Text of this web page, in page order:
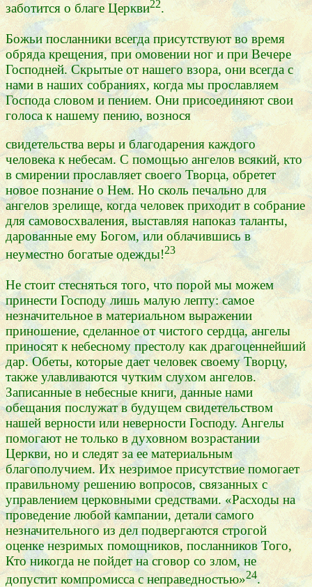
заботится о благе Церкви22.
Божьи посланники всегда присутствуют во время
обряда крещения, при омовении ног и при Вечере
Господней. Скрытые от нашего взора, они всегда с
нами в наших собраниях, когда мы прославляем
Господа словом и пением. Они присоединяют свои
голоса к нашему пению, вознося
свидетельства веры и благодарения каждого
человека к небесам. С помощью ангелов всякий, кто
в смирении прославляет своего Творца, обретет
новое познание о Нем. Но сколь печально для
ангелов зрелище, когда человек приходит в собрание
для самовосхваления, выставляя напоказ таланты,
дарованные ему Богом, или облачившись в
неуместно богатые одежды!23
Не стоит стесняться того, что порой мы можем
принести Господу лишь малую лепту: самое
незначительное в материальном выражении
приношение, сделанное от чистого сердца, ангелы
приносят к небесному престолу как драгоценнейший
дар. Обеты, которые дает человек своему Творцу,
также улавливаются чутким слухом ангелов.
Записанные в небесные книги, данные нами
обещания послужат в будущем свидетельством
нашей верности или неверности Господу. Ангелы
помогают не только в духовном возрастании
Церкви, но и следят за ее материальным
благополучием. Их незримое присутствие помогает
правильному решению вопросов, связанных с
управлением церковными средствами. «Расходы на
проведение любой кампании, детали самого
незначительного из дел подвергаются строгой
оценке незримых помощников, посланников Того,
Кто никогда не пойдет на сговор со злом, не
допустит компромисса с неправедностью»24.